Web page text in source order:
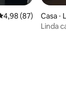
de uma
4,98 (87)
Casa ⋅
Linda